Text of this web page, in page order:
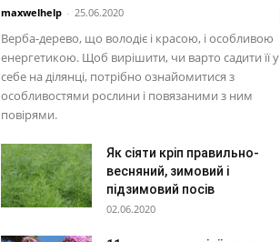
maxwelhelp - 25.06.2020
Верба-дерево, що володіє і красою, і особливою
енергетикою. Щоб вирішити, чи варто садити її у
себе на ділянці, потрібно ознайомитися з
особливостями рослини і повязаними з ним
повірями.
Як сіяти кріп правильно-
весняний, зимовий і
підзимовий посів
02.06.2020